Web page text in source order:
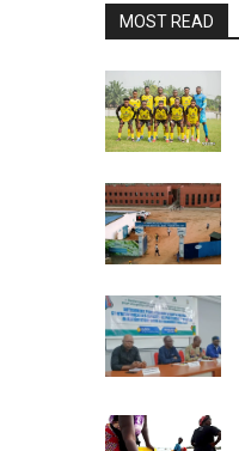
MOST READ